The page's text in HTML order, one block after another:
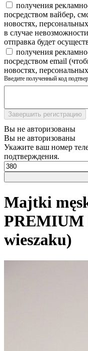
получения
посредством вайбер,
новостях,
в случае
отправка будет
получения
посредством email
новостях,
Введите полученный код
Завершить регистрацию
Вы не авторизованы
Вы не авторизованы
Укажите ваш номер
подтверждения.
Majtki
PREMIUM
wieszaku)